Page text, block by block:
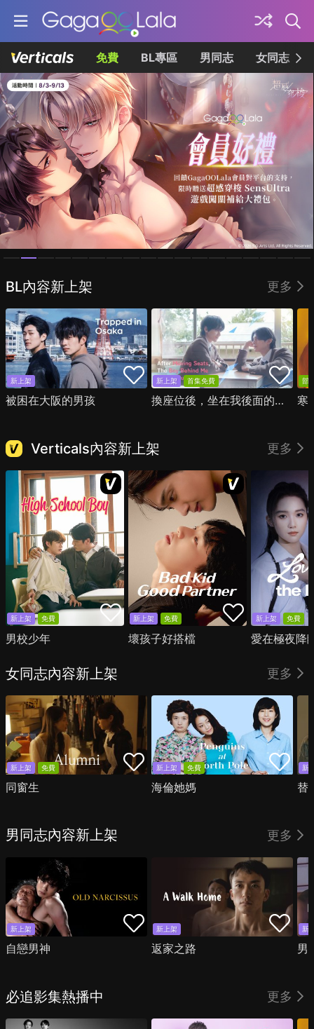
免費 BL專區 男同志 女同志
Homepage
BL內容新上架 更多
新上架
被困在大阪的男孩
新上架 首集免費
換座位後，坐在我後面的男生好像喜歡我
部
寒
Verticals內容新上架 更多
新上架 免費
男校少年
新上架 免費
壞孩子好搭檔
新上架 免費
愛在極夜降
女同志內容新上架 更多
新上架 免費
同窗生
新上架 免費
海倫她媽
新
替
男同志內容新上架 更多
新上架
自戀男神
新上架
返家之路
新
男
必追影集熱播中 更多